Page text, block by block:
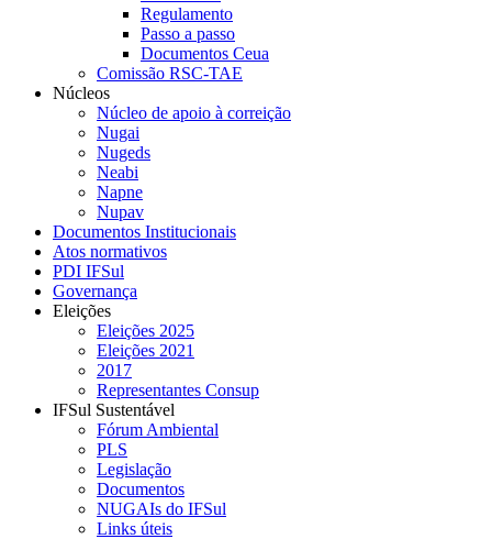
Regulamento
Passo a passo
Documentos Ceua
Comissão RSC-TAE
Núcleos
Núcleo de apoio à correição
Nugai
Nugeds
Neabi
Napne
Nupav
Documentos Institucionais
Atos normativos
PDI IFSul
Governança
Eleições
Eleições 2025
Eleições 2021
2017
Representantes Consup
IFSul Sustentável
Fórum Ambiental
PLS
Legislação
Documentos
NUGAIs do IFSul
Links úteis